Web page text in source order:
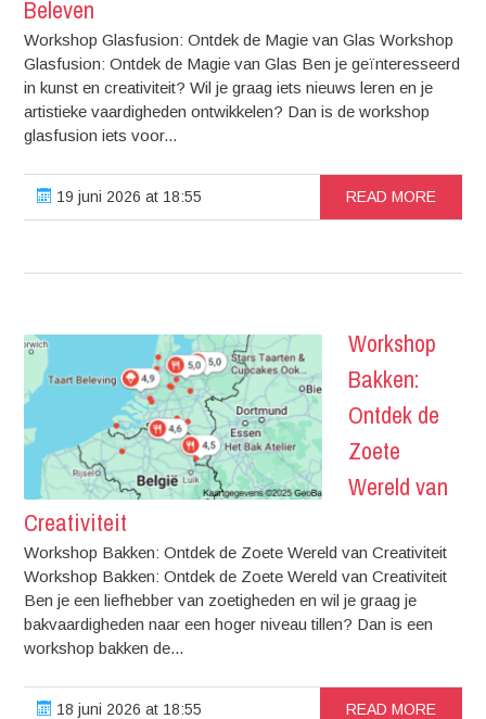
Beleven
Workshop Glasfusion: Ontdek de Magie van Glas Workshop
Glasfusion: Ontdek de Magie van Glas Ben je geïnteresseerd
in kunst en creativiteit? Wil je graag iets nieuws leren en je
artistieke vaardigheden ontwikkelen? Dan is de workshop
glasfusion iets voor...
19 juni 2026 at 18:55 READ MORE
Workshop
Bakken:
Ontdek de
Zoete
Wereld van
Creativiteit
Workshop Bakken: Ontdek de Zoete Wereld van Creativiteit
Workshop Bakken: Ontdek de Zoete Wereld van Creativiteit
Ben je een liefhebber van zoetigheden en wil je graag je
bakvaardigheden naar een hoger niveau tillen? Dan is een
workshop bakken de...
18 juni 2026 at 18:55 READ MORE